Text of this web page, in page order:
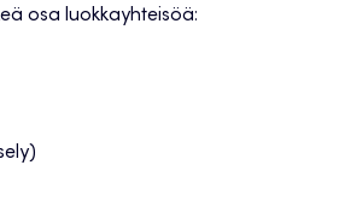
osa luokkayhteisöä: